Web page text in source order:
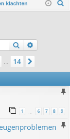
m
klachten
Zoek
14
1 … 6 7 8 9